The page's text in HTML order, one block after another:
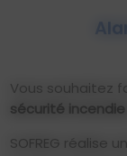
Vous souhaitez
sécurité incendie
SOFREG réalise